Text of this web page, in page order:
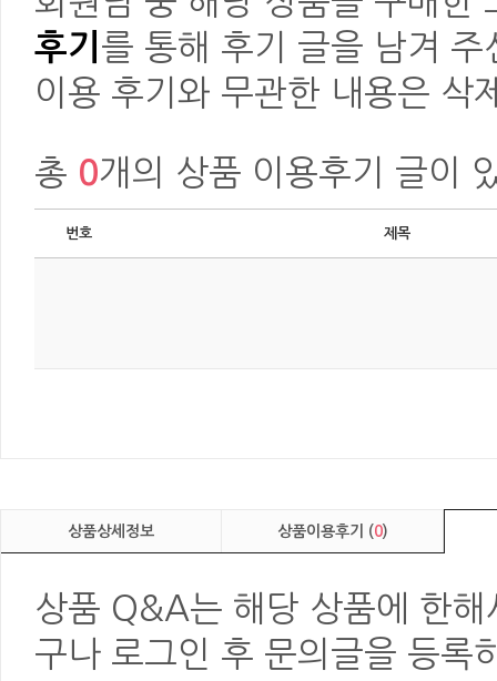
후기 를 통해 후기 글을 남겨 주
이용 후기와 무관한 내용은 삭
총 0개의 상품 이용후기 글이
번호 제목
상품상세정보 상품이용후기 (0)
상품 Q&A는 해당 상품에 한
구나 로그인 후 문의글을 등록